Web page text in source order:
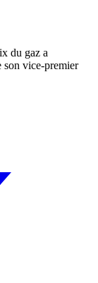
du gaz a
son vice-premier